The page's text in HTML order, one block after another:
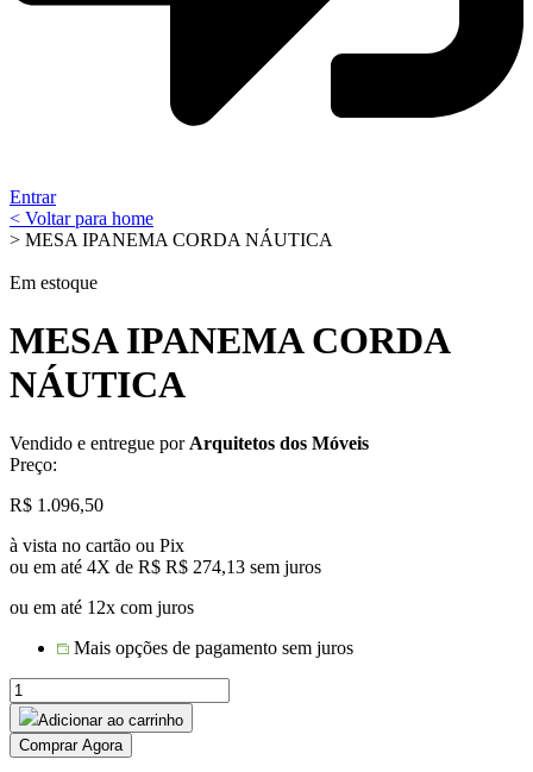
Entrar
< Voltar para home
> MESA IPANEMA CORDA NÁUTICA
Em estoque
MESA IPANEMA CORDA
NÁUTICA
Vendido e entregue por Arquitetos dos Móveis
Preço:
R$ 1.096,50
à vista no cartão ou Pix
ou em até 4X de R$ R$ 274,13 sem juros
ou em até 12x com juros
Mais opções de pagamento sem juros
MESA
IPANEMA
CORDA
NÁUTICA
Adicionar ao carrinho
Comprar Agora